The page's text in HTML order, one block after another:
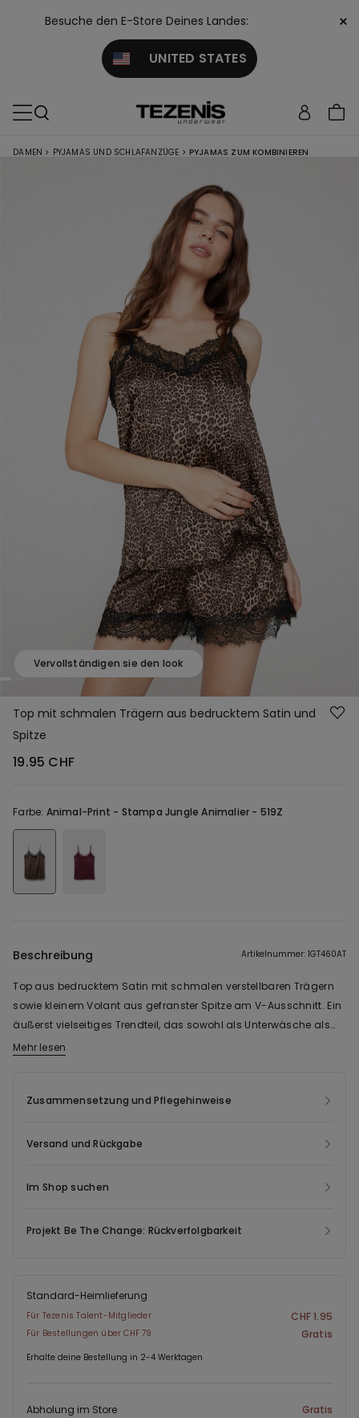
Besuche den E-Store Deines Landes:
UNITED STATES
×
DAMEN > PYJAMAS UND SCHLAFANZÜGE > PYJAMAS ZUM KOMBINIEREN
Vervollständigen sie den look
Top mit schmalen Trägern aus bedrucktem Satin und
Spitze
19.95 CHF
Farbe: Animal-Print - Stampa Jungle Animalier - 519Z
Beschreibung Artikelnummer: 1GT460AT
Top aus bedrucktem Satin mit schmalen verstellbaren Trägern
sowie kleinem Volant aus gefranster Spitze am V-Ausschnitt. Ein
äußerst vielseitiges Trendteil, das sowohl als Unterwäsche als
auch als Oberbekleidung getragen werden kann.
Mehr lesen
Zusammensetzung und Pflegehinweise
Versand und Rückgabe
Im Shop suchen
Projekt Be The Change: Rückverfolgbarkeit
Standard-Heimlieferung
Für Tezenis Talent-Mitglieder CHF 1.95
Für Bestellungen über CHF 79 Gratis
Erhalte deine Bestellung in 2-4 Werktagen
Abholung im Store Gratis